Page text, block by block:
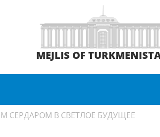
MEJLIS OF
СЕРДАРОМ В СВЕТЛОЕ БУДУЩЕЕ